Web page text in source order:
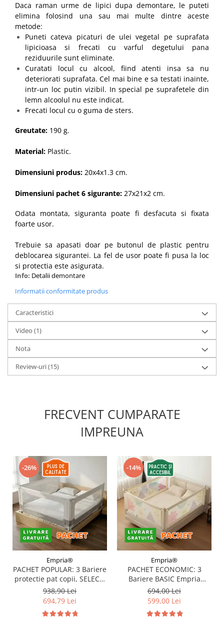
Daca raman urme de lipici dupa demontare, le puteti
elimina folosind una sau mai multe dintre aceste
metode:
Puneti cateva picaturi de ulei vegetal pe suprafata
lipicioasa si frecati cu varful degetului pana
reziduurile sunt eliminate.
Curatati locul cu alcool, fiind atenti insa sa nu
deteriorati suprafata. Cel mai bine e sa testati inainte,
intr-un loc putin vizibil. In special pe suprafetele din
lemn alcoolul nu este indicat.
Frecati locul cu o guma de sters.
Greutate: 190 g.
Material: Plastic.
Dimensiuni produs: 20x4x1.3 cm.
Dimensiuni pachet 6 sigurante: 27x21x2 cm.
Odata montata, siguranta poate fi desfacuta si fixata
foarte usor.
Trebuie sa apasati doar pe butonul de plastic pentru
deblocarea sigurantei. La fel de usor poate fi pusa la loc
si protectia este asigurata.
Info: Detalii demontare
Informatii conformitate produs
Caracteristici
Video (1)
Nota
Review-uri(15)
FRECVENT CUMPARATE
IMPREUNA
-26%
Empria®
PACHET POPULAR: 3 Bariere
protectie pat copii, SELECT,
160x200 cm
938,90 Lei
694,79 Lei
-14%
Empria®
PACHET ECONOMIC: 3
Bariere BASIC Empria
protectie pat 160X200 cm +
bara stabilizatoare
694,00 Lei
599,00 Lei